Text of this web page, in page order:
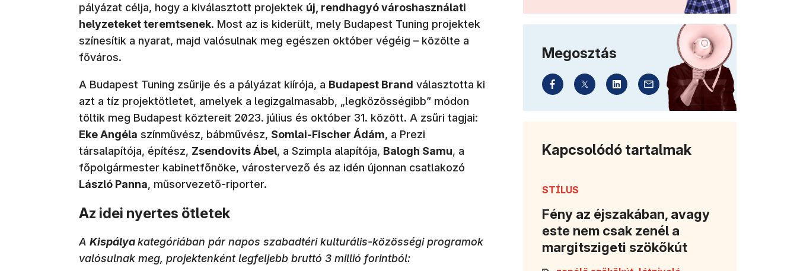
pályázat célja, hogy a kiválasztott projektek új, rendhagyó városhasználati
helyzeteket teremtsenek. Most az is kiderült, mely Budapest Tuning projektek
színesítik a nyarat, majd valósulnak meg egészen október végéig – közölte a
főváros.
A Budapest Tuning zsűrije és a pályázat kiírója, a Budapest Brand választotta ki
azt a tíz projektötletet, amelyek a legizgalmasabb, „legközösségibb” módon
töltik meg Budapest köztereit 2023. július és október 31. között. A zsűri tagjai:
Eke Angéla színművész, bábművész, Somlai-Fischer Ádám, a Prezi
társalapítója, építész, Zsendovits Ábel, a Szimpla alapítója, Balogh Samu, a
főpolgármester kabinetfőnöke, várostervező és az idén újonnan csatlakozó
László Panna, műsorvezető-riporter.
Az idei nyertes ötletek
A Kispályakategóriában pár napos szabadtéri kulturális-közösségi programok
valósulnak meg, projektenként legfeljebb bruttó 3 millió forintból:
Megosztás
Kapcsolódó tartalmak
STÍLUS
Fény az éjszakában, avagy
este nem csak zenél a
margitszigeti szökőkút